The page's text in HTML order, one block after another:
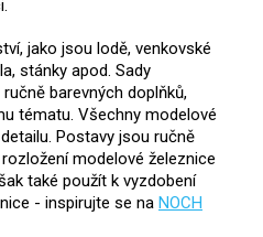
jako jsou lodě, venkovské
stánky apod. Sady
barevných doplňků,
tématu. Všechny modelové
Postavy jsou ručně
modelové železnice
také použít k vyzdobení
- inspirujte se na NOCH